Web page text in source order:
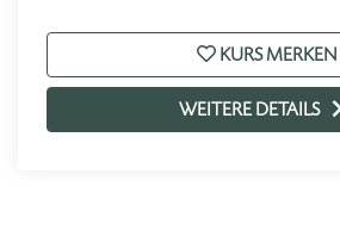
KURS MERKEN
WEITERE DETAILS